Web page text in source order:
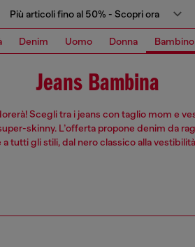
Più articoli fino al 50% - Scopri ora
Denim Uomo Donna Bambino
Jeans Bambina
Scegli tra i jeans con taglio mom e
skinny. L’offerta propone denim da
a tutti gli stili, dal nero classico alla